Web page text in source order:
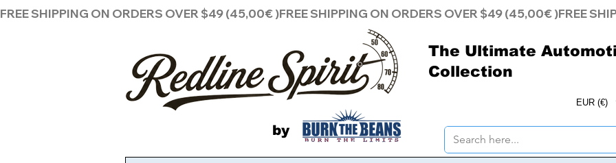
FREE SHIPPING ON ORDERS OVER $49 (45,00€ )
by
The Ultimate
Collection
EUR (€)